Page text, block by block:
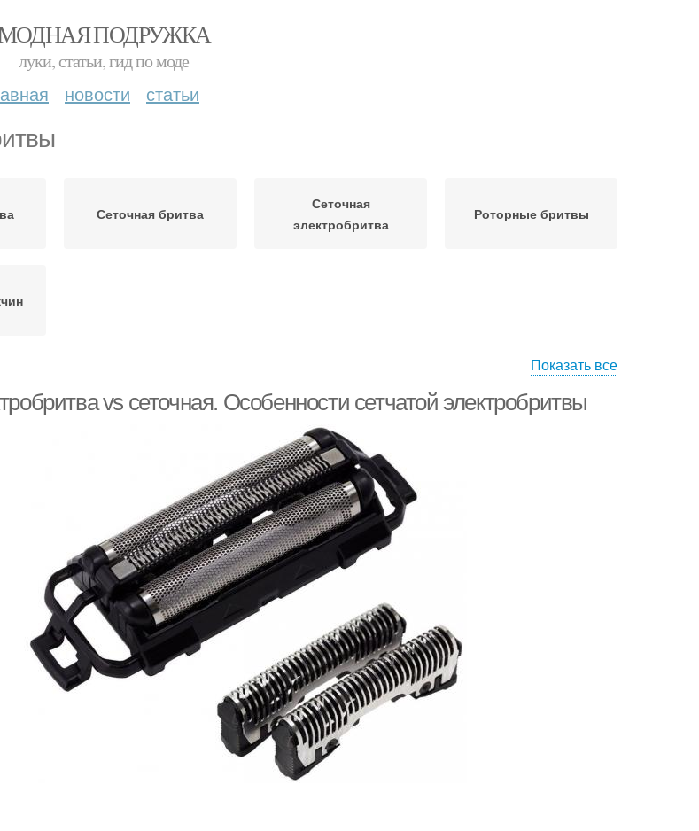
ПОДРУЖКА
луки, статьи, гид по моде
новости статьи
Сеточная бритва
Сеточная
электробритва
Роторные бритвы
Показать все
vs сеточная. Особенности сетчатой электробритвы